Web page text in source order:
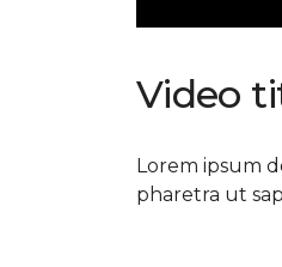
Video
Lorem ipsum
pharetra ut